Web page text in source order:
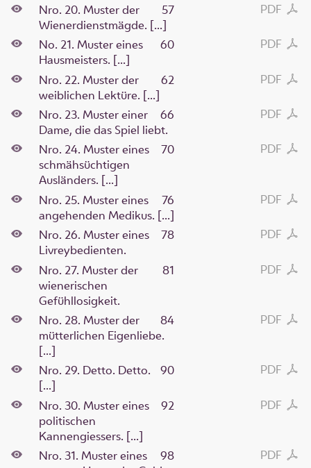
PDF
57
Nro. 20. Muster der
Wienerdienstmägde. [...]
PDF
60
No. 21. Muster eines
Hausmeisters. [...]
PDF
62
Nro. 22. Muster der
weiblichen Lektüre. [...]
PDF
66
Nro. 23. Muster einer
Dame, die das Spiel liebt.
PDF
70
Nro. 24. Muster eines
schmähsüchtigen
Ausländers. [...]
PDF
76
Nro. 25. Muster eines
angehenden Medikus. [...]
PDF
78
Nro. 26. Muster eines
Livreybedienten.
PDF
81
Nro. 27. Muster der
wienerischen
Gefühllosigkeit.
PDF
84
Nro. 28. Muster der
mütterlichen Eigenliebe.
[...]
PDF
90
Nro. 29. Detto. Detto.
[...]
PDF
92
Nro. 30. Muster eines
politischen
Kannengiessers. [...]
PDF
98
Nro. 31. Muster eines